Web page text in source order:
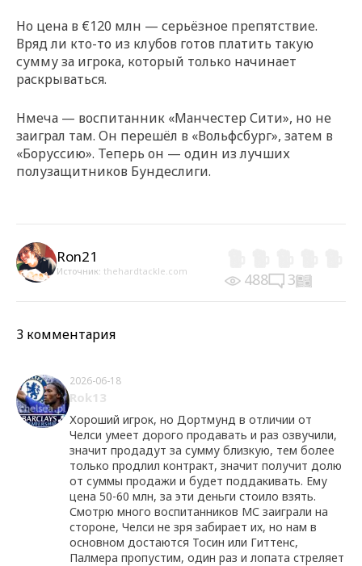
Но цена в €120 млн — серьёзное препятствие.
Вряд ли кто-то из клубов готов платить такую
сумму за игрока, который только начинает
раскрываться.
Нмеча — воспитанник «Манчестер Сити», но не
заиграл там. Он перешёл в «Вольфсбург», затем в
«Боруссию». Теперь он — один из лучших
полузащитников Бундеслиги.
Ron21
Источник: thehardtackle.com 488 3
3 комментария
2026-06-18
Rok13
Хороший игрок, но Дортмунд в отличии от
Челси умеет дорого продавать и раз озвучили,
значит продадут за сумму близкую, тем более
только продлил контракт, значит получит долю
от суммы продажи и будет поддакивать. Ему
цена 50-60 млн, за эти деньги стоило взять.
Смотрю много воспитанников МС заиграли на
стороне, Челси не зря забирает их, но нам в
основном достаются Тосин или Гиттенс,
Палмера пропустим, один раз и лопата стреляет